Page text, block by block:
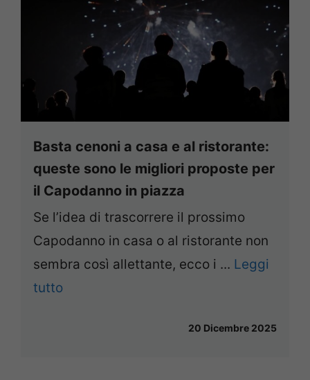
Basta cenoni a casa e al ristorante:
queste sono le migliori proposte per
il Capodanno in piazza
Se l’idea di trascorrere il prossimo
Capodanno in casa o al ristorante non
sembra così allettante, ecco i ... Leggi
tutto
20 Dicembre 2025